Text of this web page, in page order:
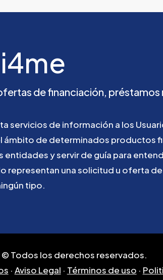
definanciación, préstamos
servicios de información a los
ámbito de determinados productos
entidadesyservirde guía para
representan unasolicitud u oferta de
tipo.
Todos los derechos reservados.
· Aviso Legal · Términos de uso ·